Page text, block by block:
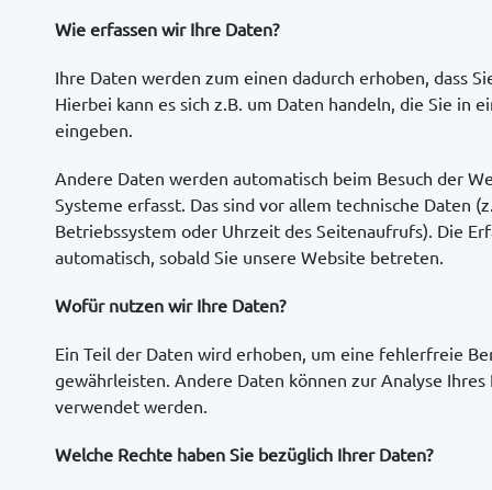
Wie erfassen wir Ihre Daten?
Ihre Daten werden zum einen dadurch erhoben, dass
Hierbei kann es sich z.B. um Daten handeln, die Sie in
eingeben.
Andere Daten werden automatisch beim Besuch der
Systeme erfasst. Das sind vor allem technische Daten
Betriebssystem oder Uhrzeit des Seitenaufrufs). Die
automatisch, sobald Sie unsere Website betreten.
Wofür nutzen wir Ihre Daten?
Ein Teil der Daten wird erhoben, um eine fehlerfreie
gewährleisten. Andere Daten können zur Analyse
verwendet werden.
Welche Rechte haben Sie bezüglich Ihrer Daten?